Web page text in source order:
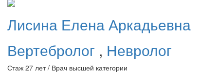
Лисина Елена Аркадьевна
Вертебролог , Невролог
Стаж 27 лет / Врач высшей категории